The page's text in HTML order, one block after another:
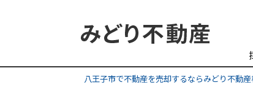
八王子市で不動産を売却するならみどり不動